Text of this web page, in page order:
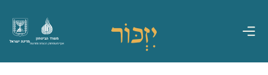
מדינת ישראל
משרד הביטחון
אגף משפחות, הנצחה ומורשת